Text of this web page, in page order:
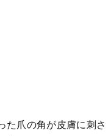
た爪の角が皮膚に刺さ